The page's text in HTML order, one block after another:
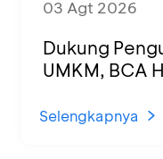
03 Agt 2026
Dukung
UMKM, BCA
di KCU
Selengkapnya